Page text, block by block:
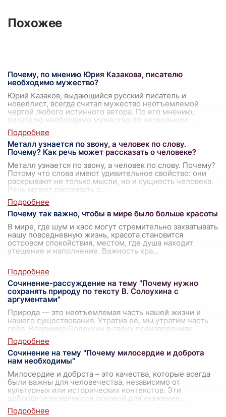
Похожее
Почему, по мнению Юрия Казакова, писателю
необходимо мужество?
Юрий Казаков, выдающийся русский писатель и
новеллист, всегда считал мужество неотъемлемой
чертой любого истинного автора. По его мнению,
писателю необходимо мужество по нескольким
Металл узнается по звону, а человек по слову.
Почему? Как речь может рассказать о человеке?
Металл узнается по звону, а человек по слову. Почему?
Потому что слова имеют удивительное свойство: они
раскрывают не только мысли, но и сущность человека.
Речь может рассказать о
Почему так важно, чтобы в мире было больше красоты
В мире, где шум и хаос могут стремительно захватывать
нашу повседневную жизнь, красота становится
островом спокойствия, местом, где душа находит
утешение и наполнение. Важность кра...
Сочинение-рассуждение на тему "Почему нужно
сохранять природу по тексту В. Солоухина с
аргументами"
Природа — это неотъемлемая часть нашей жизни и
нашего существования. Утратив её, мы утратим часть
себя. Владимир Солоухин в своих произведениях
обращается к читателям с напоминание
Сочинение на тему "Почему милосердие и доброта
нам необходимы"
Милосердие и доброта – это качества, которые всегда
были важны для человечества, независимо от
культурных или исторических контекстов. Эти
добродетели являются основой для уважения